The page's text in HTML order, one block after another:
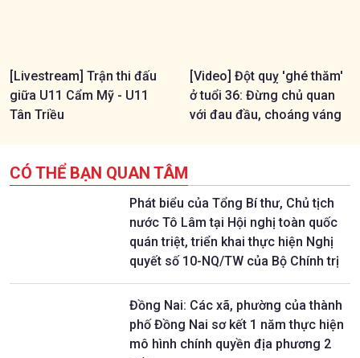
[Livestream] Trận thi đấu
giữa U11 Cẩm Mỹ - U11
Tân Triều
[Video] Đột quỵ 'ghé thăm'
ở tuổi 36: Đừng chủ quan
với đau đầu, choáng váng
CÓ THỂ BẠN QUAN TÂM
Phát biểu của Tổng Bí thư, Chủ tịch
nước Tô Lâm tại Hội nghị toàn quốc
quán triệt, triển khai thực hiện Nghị
quyết số 10-NQ/TW của Bộ Chính trị
Đồng Nai: Các xã, phường của thành
phố Đồng Nai sơ kết 1 năm thực hiện
mô hình chính quyền địa phương 2